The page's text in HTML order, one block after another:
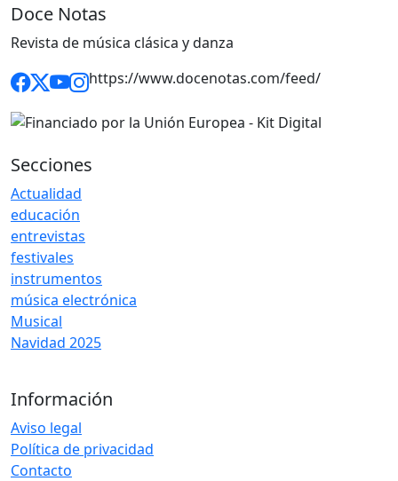
Doce Notas
Revista de música clásica y danza
https://www.docenotas.com/feed/
Secciones
Actualidad
educación
entrevistas
festivales
instrumentos
música electrónica
Musical
Navidad 2025
Información
Aviso legal
Política de privacidad
Contacto